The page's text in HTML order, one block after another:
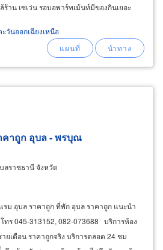
าน เซเว่น รอบอพาร์ทเม้นท์มีของกินเยอะ
วันออกเฉียงเหนือ
คาถูก อุบล - พรบุณ
ลราชธานี จังหวัด
รม อุบล ราคาถูก ที่พัก อุบล ราคาถูก แนะนำ
ร 045-313152, 082-073688 บริการห้อง
ยเดือน ราคาถูกจริง บริการตลอด 24 ชม